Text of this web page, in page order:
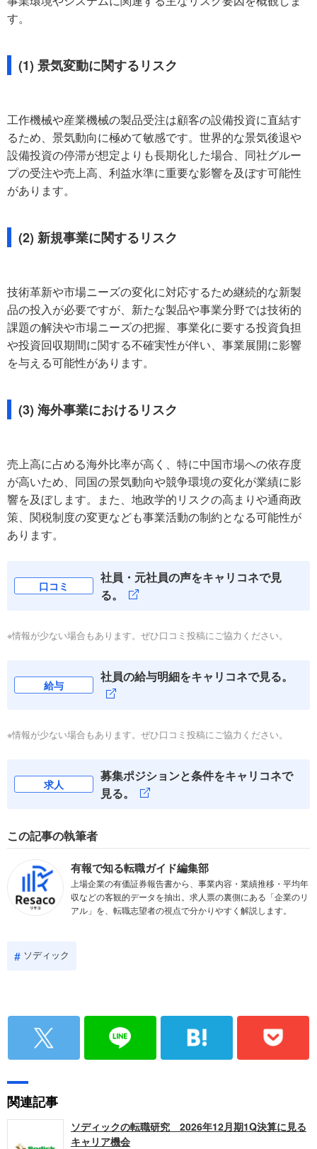
す。
(1) 景気変動に関するリスク
工作機械や産業機械の製品受注は顧客の設備投資に直結す
るため、景気動向に極めて敏感です。世界的な景気後退や
設備投資の停滞が想定よりも長期化した場合、同社グルー
プの受注や売上高、利益水準に重要な影響を及ぼす可能性
があります。
(2) 新規事業に関するリスク
技術革新や市場ニーズの変化に対応するため継続的な新製
品の投入が必要ですが、新たな製品や事業分野では技術的
課題の解決や市場ニーズの把握、事業化に要する投資負担
や投資回収期間に関する不確実性が伴い、事業展開に影響
を与える可能性があります。
(3) 海外事業におけるリスク
売上高に占める海外比率が高く、特に中国市場への依存度
が高いため、同国の景気動向や競争環境の変化が業績に影
響を及ぼします。また、地政学的リスクの高まりや通商政
策、関税制度の変更なども事業活動の制約となる可能性が
あります。
口コミ
社員・元社員の声をキャリコネで見
る。
※情報が少ない場合もあります。ぜひ口コミ投稿にご協力ください。
給与
社員の給与明細をキャリコネで見る。
※情報が少ない場合もあります。ぜひ口コミ投稿にご協力ください。
求人
募集ポジションと条件をキャリコネで
見る。
この記事の執筆者
有報で知る転職ガイド編集部
上場企業の有価証券報告書から、事業内容・業績推移・平均年
収などの客観的データを抽出。求人票の裏側にある「企業のリ
アル」を、転職志望者の視点で分かりやすく解説します。
ソディック
関連記事
ソディックの転職研究 2026年12月期1Q決算に見る
キャリア機会